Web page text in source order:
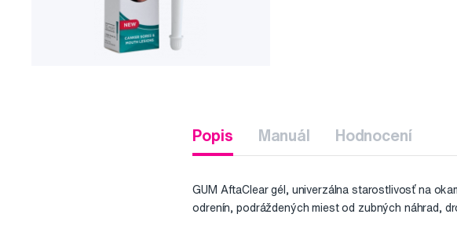
Popis Manuál Hodnocení
GUM AftaClear gél, univerzálna starostlivosť na
odrenín, podráždených miest od zubných náhrad,